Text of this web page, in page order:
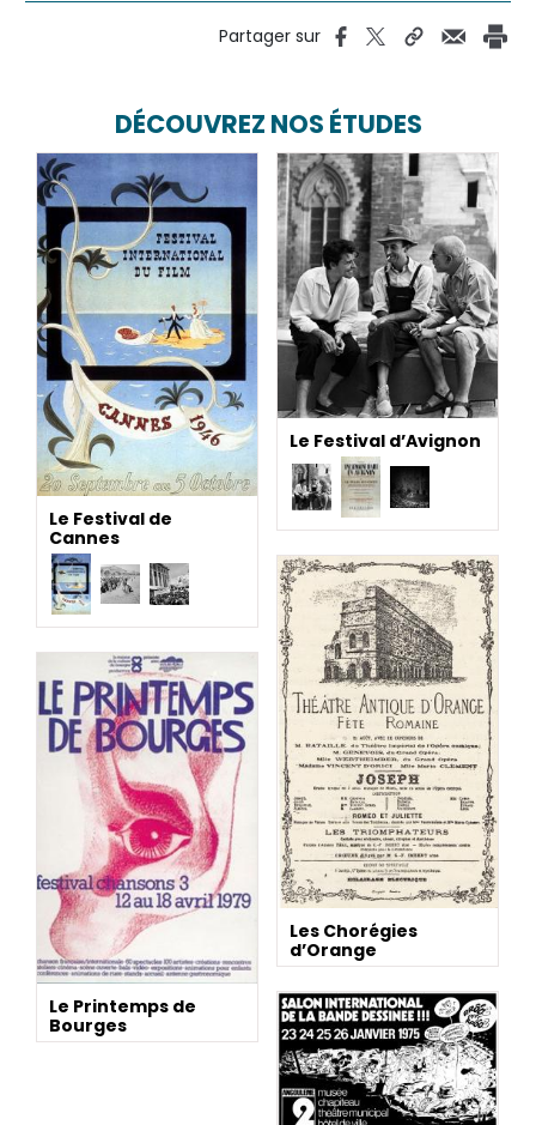
Partager sur
DÉCOUVREZ NOS ÉTUDES
Le Festival de
Cannes
Le Festival d’Avignon
Les Chorégies
d’Orange
Le Printemps de
Bourges